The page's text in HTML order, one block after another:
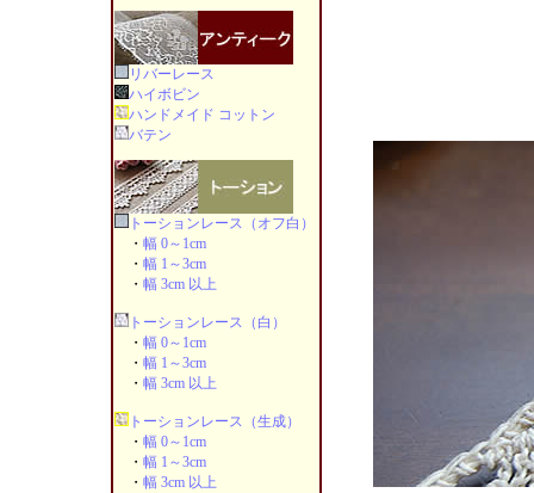
リバーレース
ハイボビン
ハンドメイド コットン
バテン
トーションレース（オフ白）
・ 幅 0～1cm
・ 幅 1～3cm
・ 幅 3cm 以上
トーションレース（白）
・ 幅 0～1cm
・ 幅 1～3cm
・ 幅 3cm 以上
トーションレース（生成）
・ 幅 0～1cm
・ 幅 1～3cm
・ 幅 3cm 以上